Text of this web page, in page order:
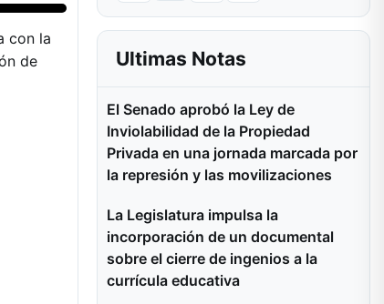
con la
de
Ultimas Notas
El Senado aprobó la Ley de
Inviolabilidad de la Propiedad
Privada en una jornada marcada por
la represión y las movilizaciones
La Legislatura impulsa la
incorporación de un documental
sobre el cierre de ingenios a la
currícula educativa